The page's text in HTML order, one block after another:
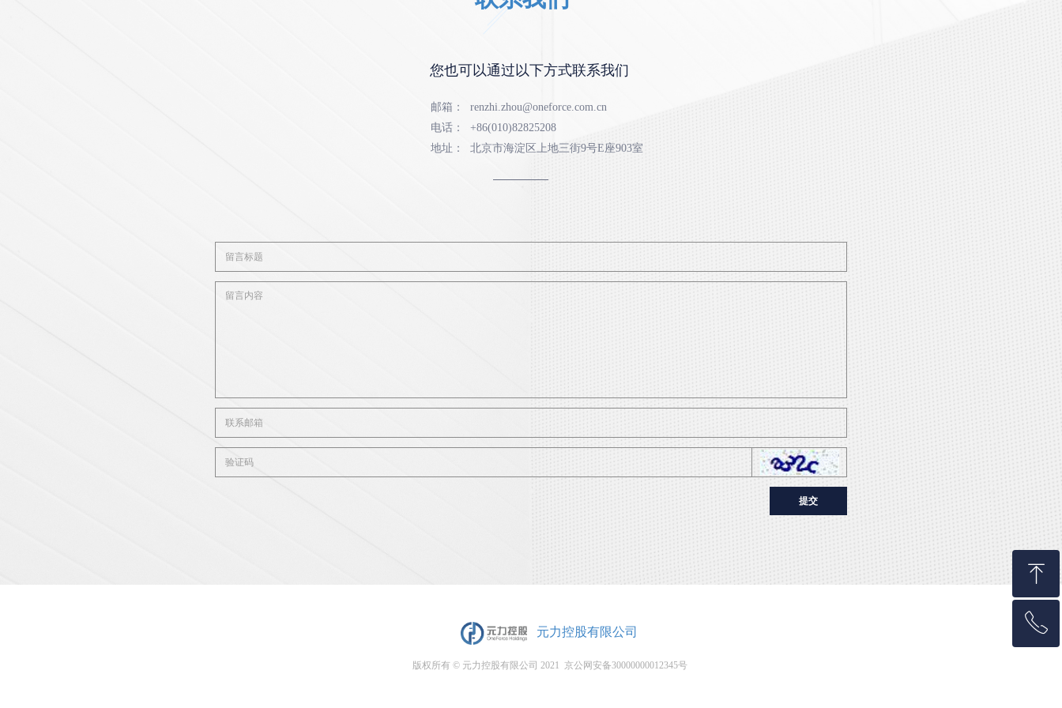
提交
邮箱：
renzhi.zhou@oneforce.com.cn
电话：
+86(010)82825208
地址：
北京市海淀区上地三街9号E座903室
您也可以通过以下方式联系我们
版权所有 © 元力控股有限公司 2021 京公网安备30000000012345号
元力控股有限公司
ꁸ
回到顶部
ꂅ